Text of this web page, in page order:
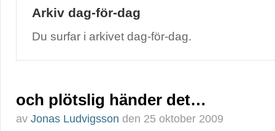
Arkiv dag-för-dag
Du surfar i arkivet dag-för-dag.
och plötslig händer det…
av Jonas Ludvigsson den 25 oktober 2009